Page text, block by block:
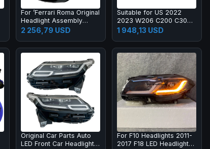
For ’Ferrari Roma Original
Headlight Assembly
2020-2023 Ferrari Roma
Spider Left and Right LED
2 256,79 USD
Suitable for US 2022
2023 W206 C200 C300
C43 Right LED Headlight
1 948,13 USD
Original Car Parts Auto
LED Front Car Headlights
For F10 Headlights 2011-
2017 F18 LED Headlight